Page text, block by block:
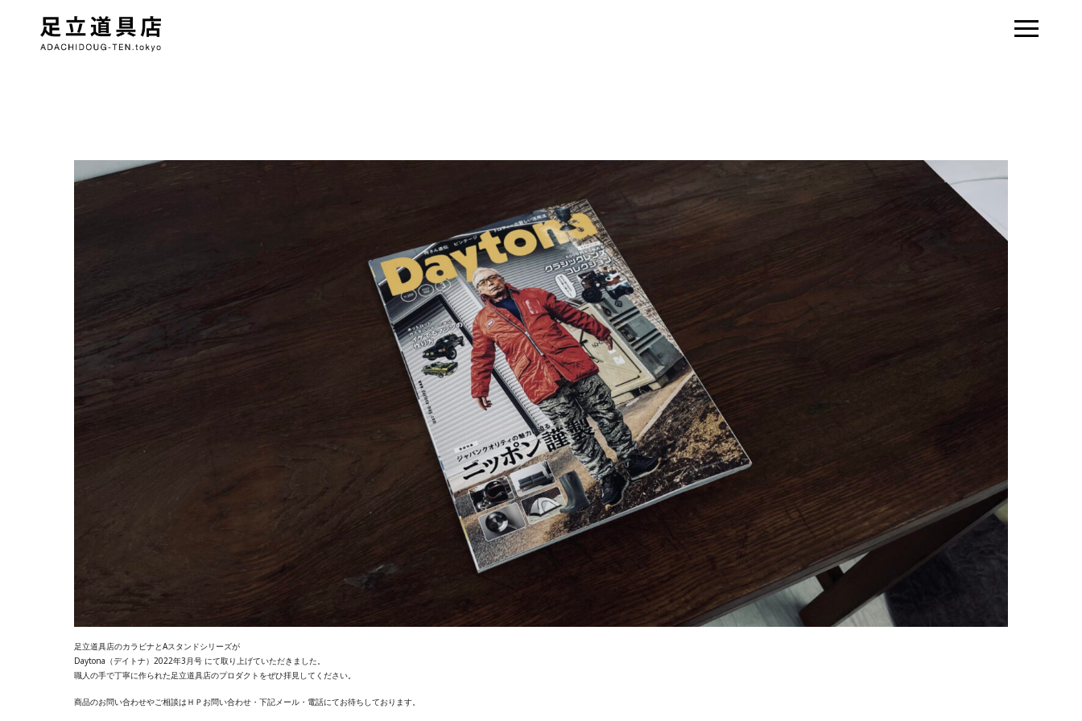
足立道具店のカラビナとAスタンドシリーズが
Daytona（デイトナ）2022年3月号 にて取り上げていただきました。
職人の手で丁寧に作られた足立道具店のプロダクトをぜひ拝見してください。
商品のお問い合わせやご相談はＨＰお問い合わせ・下記メール・電話にてお待ちしております。